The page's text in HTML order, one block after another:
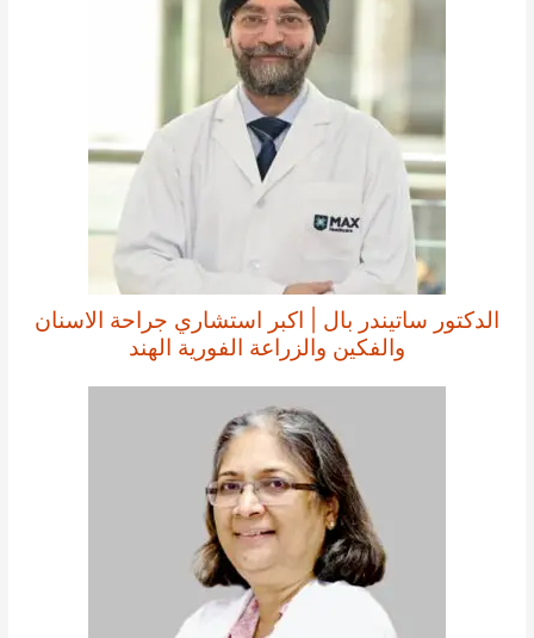
الدكتور ساتيندر بال | اكبر استشاري جراحة الاسنان
والفكين والزراعة الفورية الهند